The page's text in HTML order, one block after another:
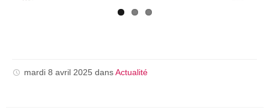
mardi 8 avril 2025 dansActualité